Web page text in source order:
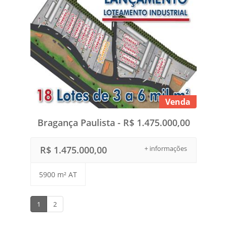
Venda
Bragança Paulista - R$ 1.475.000,00
+ informações
R$ 1.475.000,00
5900 m² AT
1 2